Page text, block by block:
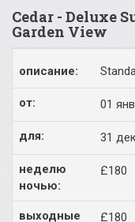
Cedar - Deluxe
Garden View
01
31
£180
£180